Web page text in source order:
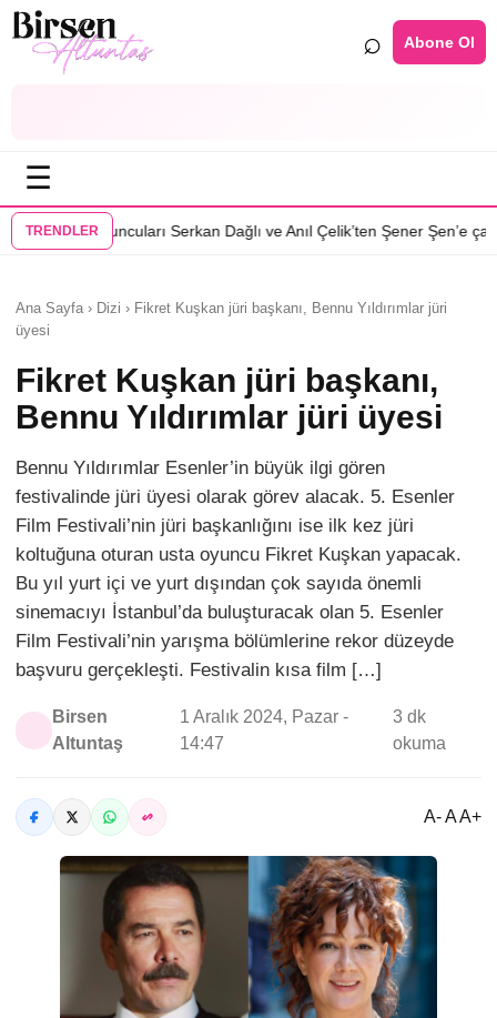
⌕ Abone Ol
☰
TRENDLER
Serkan Dağlı ve Anıl Çelik’ten Şener Şen’e çağrı•Özcan Deniz:
Ana Sayfa › Dizi › Fikret Kuşkan jüri başkanı, Bennu Yıldırımlar jüri
üyesi
Fikret Kuşkan jüri başkanı,
Bennu Yıldırımlar jüri üyesi
Bennu Yıldırımlar Esenler’in büyük ilgi gören
festivalinde jüri üyesi olarak görev alacak. 5. Esenler
Film Festivali’nin jüri başkanlığını ise ilk kez jüri
koltuğuna oturan usta oyuncu Fikret Kuşkan yapacak.
Bu yıl yurt içi ve yurt dışından çok sayıda önemli
sinemacıyı İstanbul’da buluşturacak olan 5. Esenler
Film Festivali’nin yarışma bölümlerine rekor düzeyde
başvuru gerçekleşti. Festivalin kısa film […]
Birsen
Altuntaş
1 Aralık 2024, Pazar -
14:47
3 dk
okuma
A- A A+